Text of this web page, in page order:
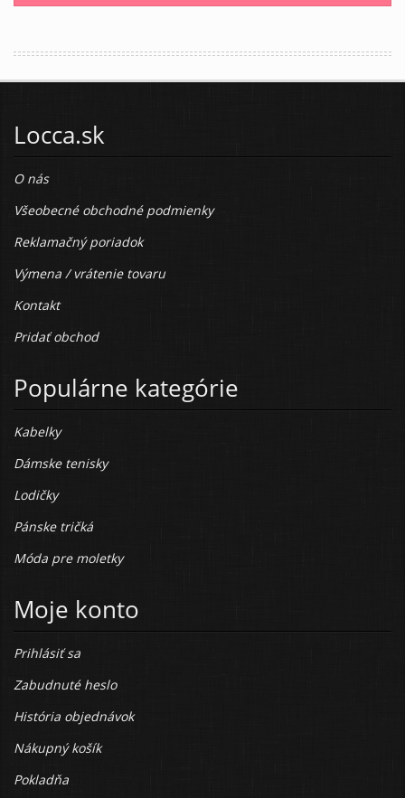
Locca.sk
O nás
Všeobecné obchodné podmienky
Reklamačný poriadok
Výmena / vrátenie tovaru
Kontakt
Pridať obchod
Populárne kategórie
Kabelky
Dámske tenisky
Lodičky
Pánske tričká
Móda pre moletky
Moje konto
Prihlásiť sa
Zabudnuté heslo
História objednávok
Nákupný košík
Pokladňa